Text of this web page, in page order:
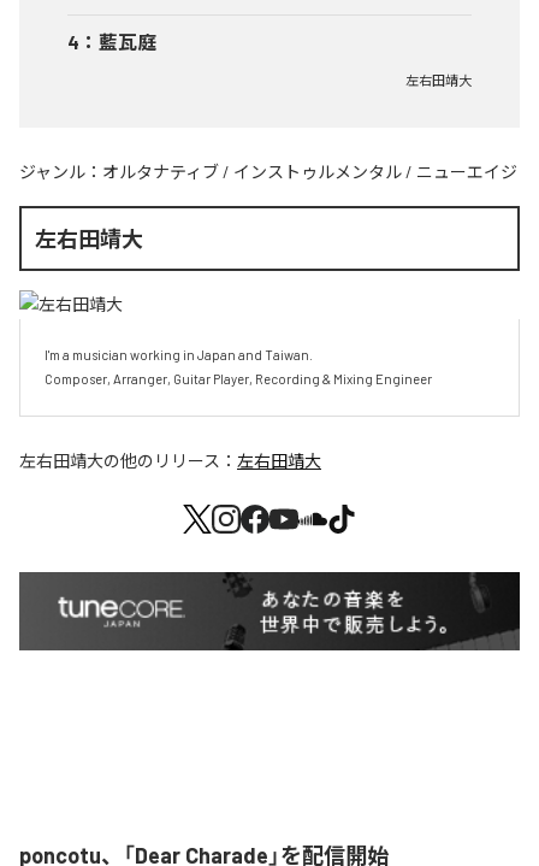
4 ： 藍瓦庭
左右田靖大
ジャンル： オルタナティブ / インストゥルメンタル / ニューエイジ
左右田靖大
I'm a musician working in Japan and Taiwan.
Composer, Arranger, Guitar Player, Recording & Mixing Engineer
左右田靖大の他のリリース： 左右田靖大
poncotu、「Dear Charade」を配信開始